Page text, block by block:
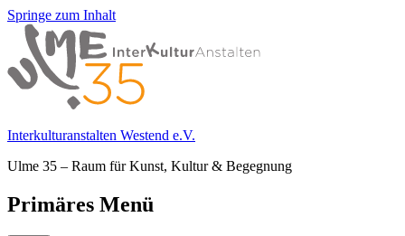
Springe zum Inhalt
Interkulturanstalten Westend e.V.
Ulme 35 – Raum für Kunst, Kultur & Begegnung
Primäres Menü